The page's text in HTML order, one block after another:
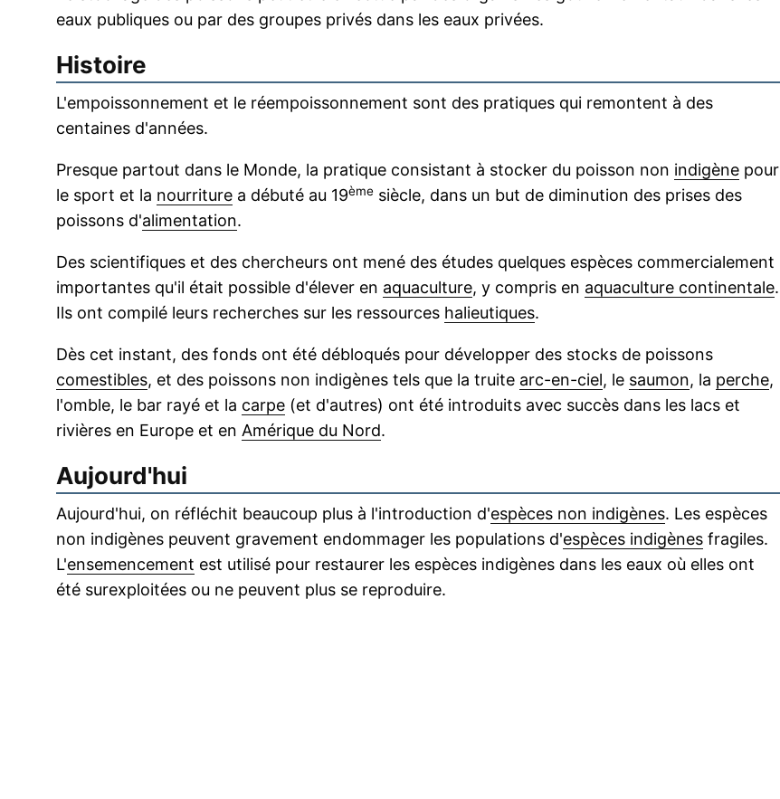
eaux publiques ou par des groupes privés dans les eaux privées.
Histoire
L'empoissonnement et le réempoissonnement sont des pratiques qui remontent à des
centaines d'années.
Presque partout dans le Monde, la pratique consistant à stocker du poisson non indigène pour
le sport et la nourriture a débuté au 19ème siècle, dans un but de diminution des prises des
poissons d'alimentation.
Des scientifiques et des chercheurs ont mené des études quelques espèces commercialement
importantes qu'il était possible d'élever en aquaculture, y compris en aquaculture continentale.
Ils ont compilé leurs recherches sur les ressources halieutiques.
Dès cet instant, des fonds ont été débloqués pour développer des stocks de poissons
comestibles, et des poissons non indigènes tels que la truite arc-en-ciel, le saumon, la perche,
l'omble, le bar rayé et la carpe (et d'autres) ont été introduits avec succès dans les lacs et
rivières en Europe et en Amérique du Nord.
Aujourd'hui
Aujourd'hui, on réfléchit beaucoup plus à l'introduction d'espèces non indigènes. Les espèces
non indigènes peuvent gravement endommager les populations d'espèces indigènes fragiles.
L'ensemencement est utilisé pour restaurer les espèces indigènes dans les eaux où elles ont
été surexploitées ou ne peuvent plus se reproduire.